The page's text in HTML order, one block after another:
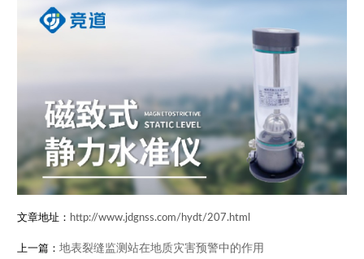
文章地址： http://www.jdgnss.com/hydt/207.html
上一篇： 地表裂缝监测站在地质灾害预警中的作用